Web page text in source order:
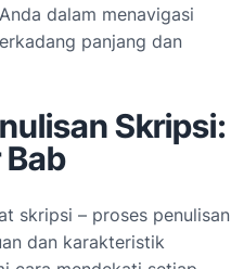
dalam menavigasi
panjang dan
Skripsi:
Bab
skripsi – proses penulisan
dan karakteristik